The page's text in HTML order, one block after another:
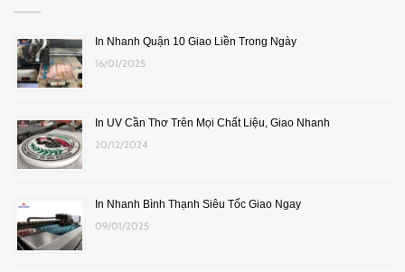
In Nhanh Quận 10 Giao Liền Trong Ngày
16/01/2025
In UV Cần Thơ Trên Mọi Chất Liệu, Giao Nhanh
20/12/2024
In Nhanh Bình Thạnh Siêu Tốc Giao Ngay
09/01/2025